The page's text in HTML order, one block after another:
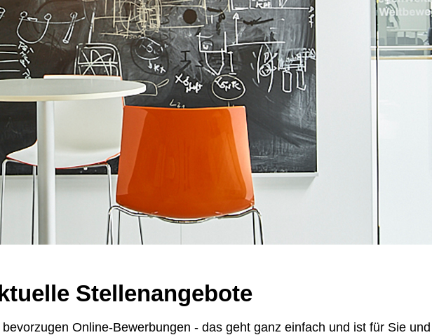
Stellenangebote
bevorzugen Online-Bewerbungen - das geht ganz einfach und ist für Sie